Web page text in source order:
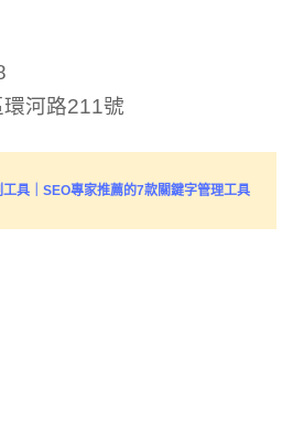
河路211號
工具｜SEO專家推薦的7款關鍵字管理工具